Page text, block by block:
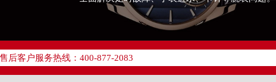
后客户服务热线：400-877-2083
最新网点地址：
国际金融中心写字楼26层2603室（需提前预约）